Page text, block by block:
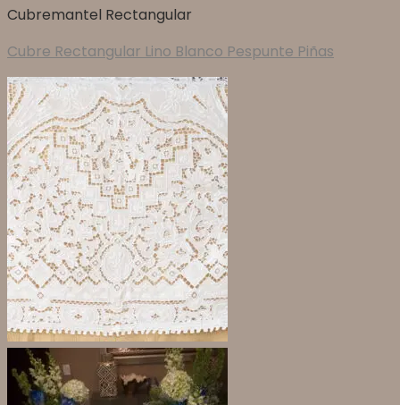
Cubremantel Rectangular
Cubre Rectangular Lino Blanco Pespunte Piñas